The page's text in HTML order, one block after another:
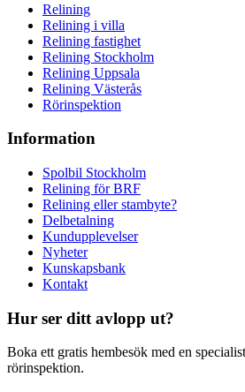
Relining
Relining i villa
Relining fastighet
Relining Stockholm
Relining Uppsala
Relining Västerås
Rörinspektion
Information
Spolbil Stockholm
Relining för BRF
Relining eller stambyte?
Delbetalning
Kundupplevelser
Nyheter
Kunskapsbank
Kontakt
Hur ser ditt avlopp ut?
Boka ett gratis hembesök med en
rörinspektion.